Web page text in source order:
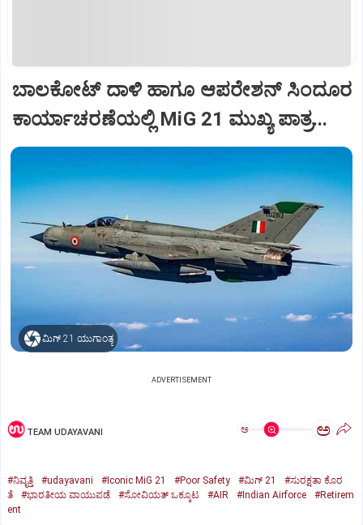
ಬಾಲಕೋಟ್‌ ದಾಳಿ ಹಾಗೂ ಆಪರೇಶನ್‌ ಸಿಂದೂರ
ಕಾರ್ಯಾಚರಣೆಯಲ್ಲಿ MiG 21 ಮುಖ್ಯ ಪಾತ್ರ...
ಮಿಗ್‌ 21 ಯುಗಾಂತ್ಯ
ADVERTISEMENT
TEAM UDAYAVANI ಅ ಅ
#ನಿವೃತ್ತಿ #udayavani #Iconic MiG 21 #Poor Safety #ಮಿಗ್‌ 21
#ಸುರಕ್ಷತಾ ಕೊರ
ತೆ
#ಭಾರತೀಯ ವಾಯುಪಡೆ #ಸೋವಿಯತ್‌ ಒಕ್ಕೂಟ #AIR #Indian Airforce
#Retirem
ent